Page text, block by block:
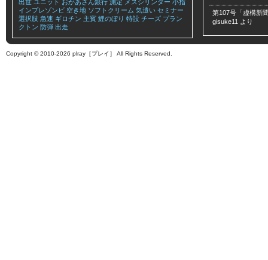
出世 ユニット おかあさん銀行 測定 メスシリンダー 小指
インプレゾンビ 空き地 ソフトクリーム 気遣い セミナー
選択肢 急速 ギロチン 主賓 鯉のぼり 特設 チーズ プラン
クトン 防弾 出走
第107号「虚構新
gisuke11 より
Copyright © 2010-2026 plray［プレイ］ All Rights Reserved.